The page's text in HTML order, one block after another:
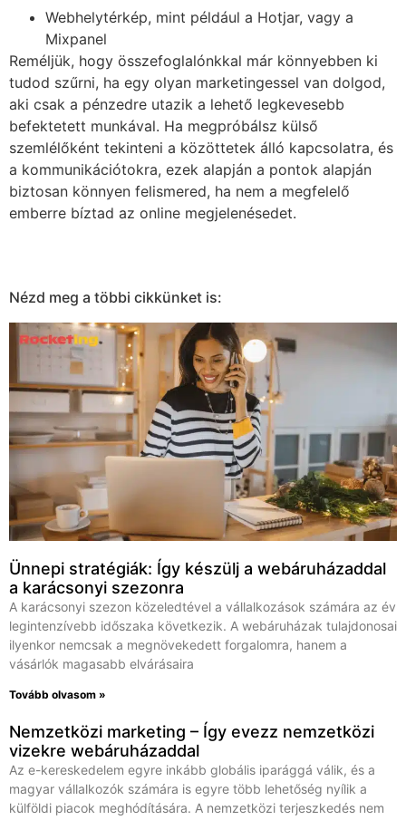
Webhelytérkép, mint például a Hotjar, vagy a
Mixpanel
Reméljük, hogy összefoglalónkkal már könnyebben ki
tudod szűrni, ha egy olyan marketingessel van dolgod,
aki csak a pénzedre utazik a lehető legkevesebb
befektetett munkával. Ha megpróbálsz külső
szemlélőként tekinteni a közöttetek álló kapcsolatra, és
a kommunikációtokra, ezek alapján a pontok alapján
biztosan könnyen felismered, ha nem a megfelelő
emberre bíztad az online megjelenésedet.
Nézd meg a többi cikkünket is:
Ünnepi stratégiák: Így készülj a webáruházaddal
a karácsonyi szezonra
A karácsonyi szezon közeledtével a vállalkozások számára az év
legintenzívebb időszaka következik. A webáruházak tulajdonosai
ilyenkor nemcsak a megnövekedett forgalomra, hanem a
vásárlók magasabb elvárásaira
Tovább olvasom »
Nemzetközi marketing – Így evezz nemzetközi
vizekre webáruházaddal
Az e-kereskedelem egyre inkább globális iparággá válik, és a
magyar vállalkozók számára is egyre több lehetőség nyílik a
külföldi piacok meghódítására. A nemzetközi terjeszkedés nem